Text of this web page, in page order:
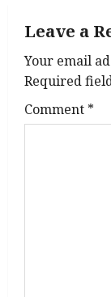
v
i
g
a
Leave a
Your email
Required
Comment *